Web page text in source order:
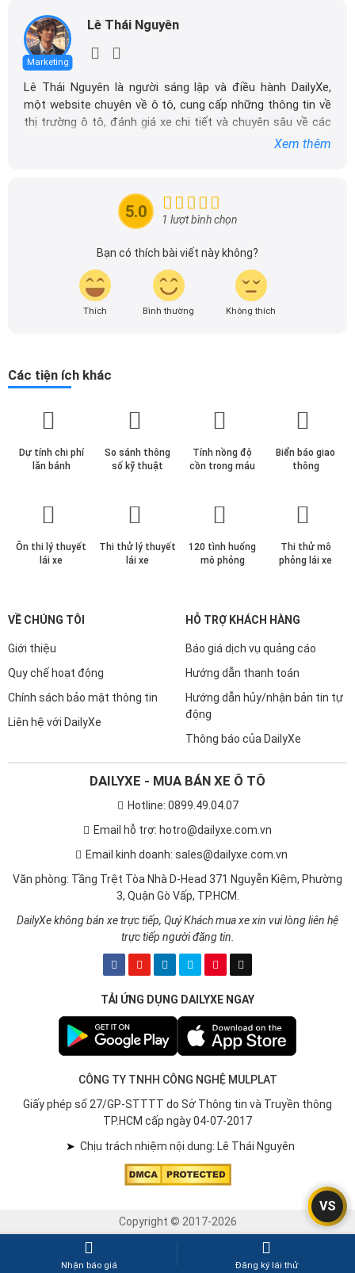
Marketing
Lê Thái Nguyên
Lê Thái Nguyên là người sáng lập và điều hành DailyXe,
một website chuyên về ô tô, cung cấp những thông tin về
thị trường ô tô, đánh giá xe chi tiết và chuyên sâu về các
đầu cho những người yêu thích ô tô tại Việt Nam. Hãy
theo dõi tôi để cập nhật thông tin về thị trường ô tô
Xem thêm
5.0 1 lượt bình chọn
Bạn có thích bài viết này không?
Thích Bình thường Không thích
VS
Các tiện ích khác
Dự tính chi phí
lăn bánh
So sánh thông
số kỹ thuật
Tính nồng độ
cồn trong máu
Biển báo giao
thông
Ôn thi lý thuyết
lái xe
Thi thử lý thuyết
lái xe
120 tình huống
mô phỏng
Thi thử mô
phỏng lái xe
VỀ CHÚNG TÔI
Giới thiệu
Quy chế hoạt động
Chính sách bảo mật thông tin
Liên hệ với DailyXe
HỖ TRỢ KHÁCH HÀNG
Báo giá dịch vụ quảng cáo
Hướng dẫn thanh toán
Hướng dẫn hủy/nhận bản tin tự
động
Thông báo của DailyXe
DAILYXE - MUA BÁN XE Ô TÔ
Hotline: 0899.49.04.07
Email hỗ trợ: hotro@dailyxe.com.vn
Email kinh doanh: sales@dailyxe.com.vn
Văn phòng: Tầng Trệt Tòa Nhà D-Head 371 Nguyễn Kiệm, Phường
3, Quận Gò Vấp, TP.HCM.
DailyXe không bán xe trực tiếp, Quý Khách mua xe xin vui lòng liên hệ
trực tiếp người đăng tin.
TẢI ỨNG DỤNG DAILYXE NGAY
CÔNG TY TNHH CÔNG NGHỆ MULPLAT
Giấy phép số 27/GP-STTTT do Sở Thông tin và Truyền thông
TP.HCM cấp ngày 04-07-2017
➤ Chịu trách nhiệm nội dung: Lê Thái Nguyên
Copyright © 2017-2026
Nhận báo giá Đăng ký lái thử